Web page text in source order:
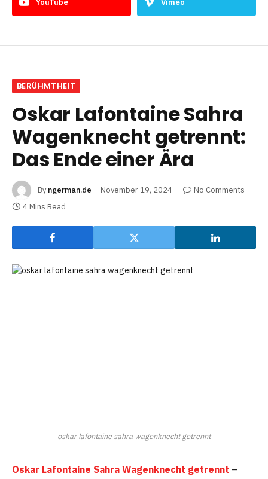
YouTube Vimeo
BERÜHMTHEIT
Oskar Lafontaine Sahra
Wagenknecht getrennt:
Das Ende einer Ära
By ngerman.de November 19, 2024
No Comments
4 Mins Read
oskar lafontaine sahra wagenknecht getrennt
Oskar Lafontaine Sahra Wagenknecht getrennt –